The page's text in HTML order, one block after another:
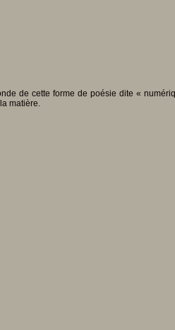
de cette forme de poésie dite «
matière.